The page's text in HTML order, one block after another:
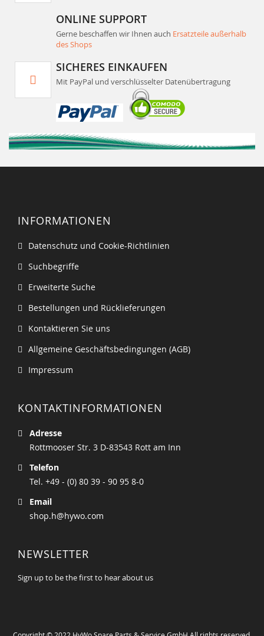
ONLINE SUPPORT
Gerne beschaffen wir Ihnen auch Ersatzteile außerhalb
des Shops
SICHERES EINKAUFEN
Mit PayPal und verschlüsselter Datenübertragung
INFORMATIONEN
Datenschutz und Cookie-Richtlinien
Suchbegriffe
Erweiterte Suche
Bestellungen und Rücklieferungen
Kontaktieren Sie uns
Allgemeine Geschäftsbedingungen (AGB)
Impressum
KONTAKTINFORMATIONEN
Adresse
Rottmooser Str. 3 D-83543 Rott am Inn
Telefon
Tel. +49 - (0) 80 39 - 90 95 8-0
Email
shop.h@hywo.com
NEWSLETTER
Sign up to be the first to hear about us